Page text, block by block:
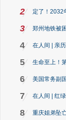
2 定了！2032
3 郑州地铁被
4 在人间 | 亲
5 生命至上！
6 美国常务副
7 在人间 | 红
8 重庆姐弟坠